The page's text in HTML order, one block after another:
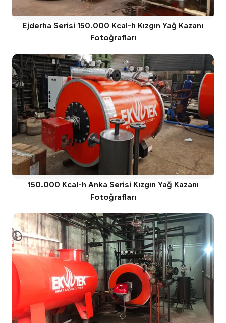
Ejderha Serisi 150.000 Kcal-h Kızgın Yağ Kazanı
Fotoğrafları
150.000 Kcal-h Anka Serisi Kızgın Yağ Kazanı
Fotoğrafları